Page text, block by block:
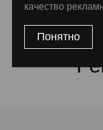
Подкладка Classic
качество
Понятно